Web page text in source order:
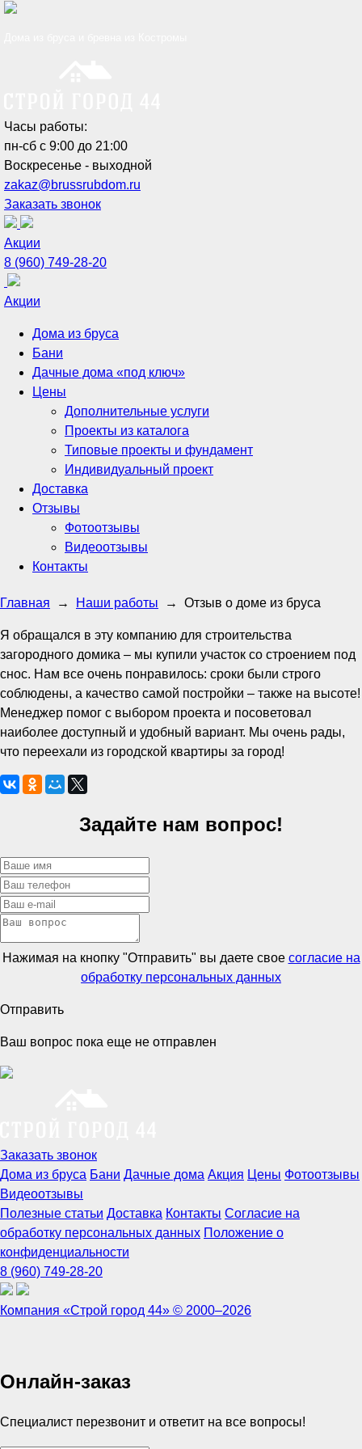
Часы работы:
пн-сб с 9:00 до 21:00
Воскресенье - выходной
zakaz@brussrubdom.ru
Заказать звонок
Акции
8 (960) 749-28-20
Акции
Дома из бруса
Бани
Дачные дома «под ключ»
Цены
Дополнительные услуги
Проекты из каталога
Типовые проекты и фундамент
Индивидуальный проект
Доставка
Отзывы
Фотоотзывы
Видеоотзывы
Контакты
Главная → Наши работы → Отзыв о доме из бруса
Я обращался в эту компанию для строительства
загородного домика – мы купили участок со строением под
снос. Нам все очень понравилось: сроки были строго
соблюдены, а качество самой постройки – также на высоте!
Менеджер помог с выбором проекта и посоветовал
наиболее доступный и удобный вариант. Мы очень рады,
что переехали из городской квартиры за город!
Задайте нам вопрос!
Нажимая на кнопку "Отправить" вы даете свое согласие на
обработку персональных данных
Отправить
Ваш вопрос пока еще не отправлен
Заказать звонок
Дома из бруса Бани Дачные дома Акция Цены Фотоотзывы
Видеоотзывы
Полезные статьи Доставка Контакты Согласие на
обработку персональных данных Положение о
конфиденциальности
8 (960) 749-28-20
Компания «Строй город 44» © 2000–2026
Онлайн-заказ
Специалист перезвонит и ответит на все вопросы!